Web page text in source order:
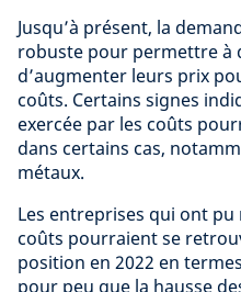
Jusqu’à présent, la
robuste pour permettre à
d’augmenter leurs prix
coûts. Certains signes
exercée par les coûts
dans certains cas,
métaux.
Les entreprises qui ont
coûts pourraient se
position en 2022 en
pour peu que la hausse